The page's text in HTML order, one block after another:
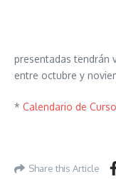
presentadas tendrán
entre octubre y
* Calendario de
Share this Article